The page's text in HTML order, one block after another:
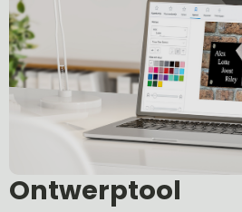
Ontwerptool